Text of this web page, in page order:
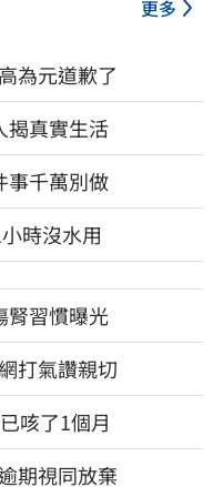
更多
為元道歉了
揭真實生活
事千萬別做
時沒水用
習慣曝光
打氣讚親切
咳了1個月
期視同放棄